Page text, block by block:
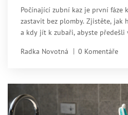
Počínající zubní kaz je první fáze
zastavit bez plomby. Zjistěte, jak
a kdy jít k zubaři, abyste předešli
Radka Novotná 0 Komentáře